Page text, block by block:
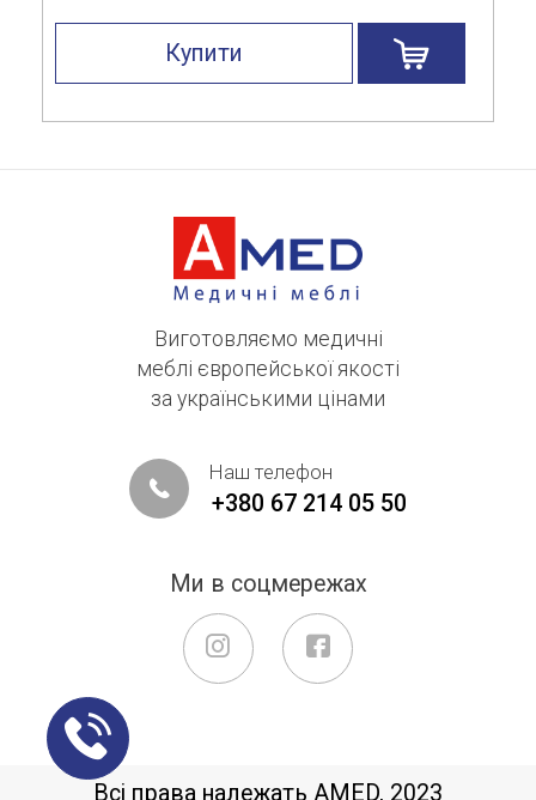
Купити
Виготовляємо медичні
меблі європейської якості
за українськими цінами
Наш телефон
+380 67 214 05 50
Ми в соцмережах
Всі права належать AMED, 2023